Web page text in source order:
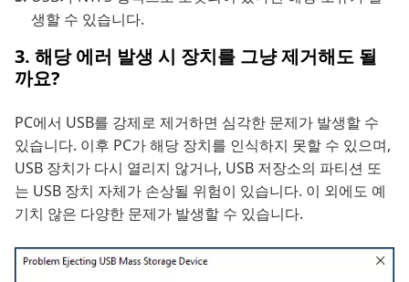
생할 수 있습니다.
3. 해당 에러 발생 시 장치를 그냥 제거해도 될
까요?
PC에서 USB를 강제로 제거하면 심각한 문제가 발생할 수
있습니다. 이후 PC가 해당 장치를 인식하지 못할 수 있으며,
USB 장치가 다시 열리지 않거나, USB 저장소의 파티션 또
는 USB 장치 자체가 손상될 위험이 있습니다. 이 외에도 예
기치 않은 다양한 문제가 발생할 수 있습니다.